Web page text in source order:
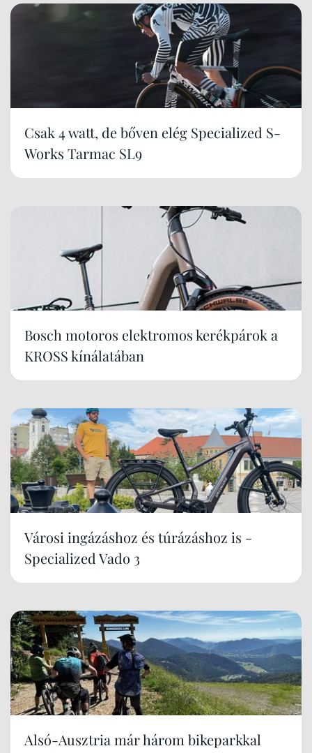
Csak 4 watt, de bőven elég Specialized S-
Works Tarmac SL9
Bosch motoros elektromos kerékpárok a
KROSS kínálatában
Városi ingázáshoz és túrázáshoz is -
Specialized Vado 3
Alsó-Ausztria már három bikeparkkal